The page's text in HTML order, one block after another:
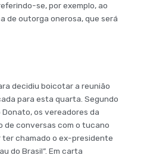
se, por exemplo, ao
de outorga onerosa, que será
decidiu boicotar a reunião
para esta quarta. Segundo
os vereadores da
de conversas com o tucano
chamado o ex-presidente
do Brasil”. Em carta